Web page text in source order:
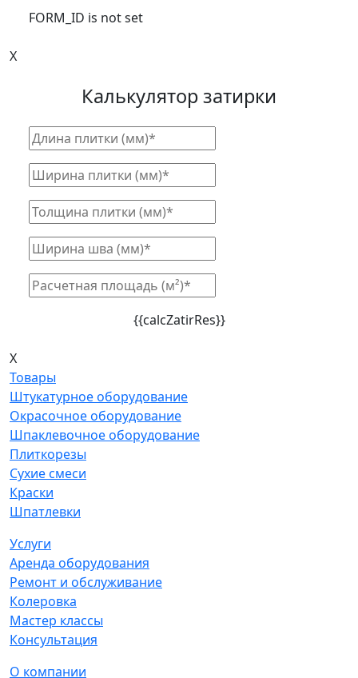
FORM_ID is not set
X
Калькулятор затирки
{{calcZatirRes}}
X
Товары
Штукатурное оборудование
Окрасочное оборудование
Шпаклевочное оборудование
Плиткорезы
Сухие смеси
Краски
Шпатлевки
Услуги
Аренда оборудования
Ремонт и обслуживание
Колеровка
Мастер классы
Консультация
О компании